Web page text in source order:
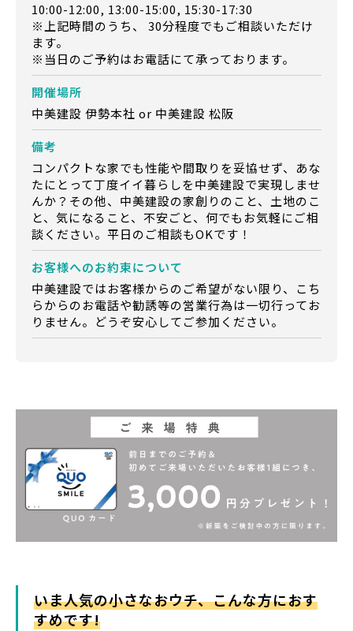
10:00-12:00, 13:00-15:00, 15:30-17:30
※上記時間のうち、 30分程度でもご相談いただけ
ます。
※当日のご予約はお電話にて承っております。
開催場所
中美建設 伊勢本社 or 中美建設 松阪
備考
コンパクトな家でも性能や間取りを妥協せず、あな
たにとって丁度イイ暮らしを中美建設で実現しませ
んか？その他、中美建設の家創りのこと、土地のこ
と、気になること、不安ごと、何でもお気軽にご相
談ください。平日のご相談もOKです！
お客様へのお約束について
中美建設ではお客様からのご希望がない限り、こち
らからのお電話や勧誘等の営業行為は一切行ってお
りません。どうぞ安心してご参加ください。
いま人気の小さなおウチ、こんな方におす
すめです!